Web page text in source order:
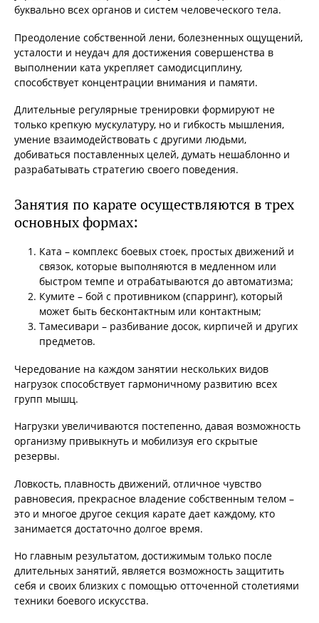
буквально всех органов и систем человеческого тела.
Преодоление собственной лени, болезненных ощущений,
усталости и неудач для достижения совершенства в
выполнении ката укрепляет самодисциплину,
способствует концентрации внимания и памяти.
Длительные регулярные тренировки формируют не
только крепкую мускулатуру, но и гибкость мышления,
умение взаимодействовать с другими людьми,
добиваться поставленных целей, думать нешаблонно и
разрабатывать стратегию своего поведения.
Занятия по карате осуществляются в трех
основных формах:
Ката – комплекс боевых стоек, простых движений и
связок, которые выполняются в медленном или
быстром темпе и отрабатываются до автоматизма;
Кумите – бой с противником (спарринг), который
может быть бесконтактным или контактным;
Тамесивари – разбивание досок, кирпичей и других
предметов.
Чередование на каждом занятии нескольких видов
нагрузок способствует гармоничному развитию всех
групп мышц.
Нагрузки увеличиваются постепенно, давая возможность
организму привыкнуть и мобилизуя его скрытые
резервы.
Ловкость, плавность движений, отличное чувство
равновесия, прекрасное владение собственным телом –
это и многое другое секция карате дает каждому, кто
занимается достаточно долгое время.
Но главным результатом, достижимым только после
длительных занятий, является возможность защитить
себя и своих близких с помощью отточенной столетиями
техники боевого искусства.